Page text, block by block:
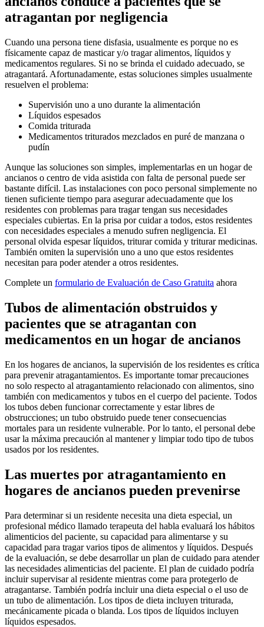
atragantan por negligencia
Cuando una persona tiene disfasia, usualmente es porque no es
físicamente capaz de masticar y/o tragar alimentos, líquidos y
medicamentos regulares. Si no se brinda el cuidado adecuado, se
atragantará. Afortunadamente, estas soluciones simples usualmente
resuelven el problema:
Supervisión uno a uno durante la alimentación
Líquidos espesados
Comida triturada
Medicamentos triturados mezclados en puré de manzana o
pudín
Aunque las soluciones son simples, implementarlas en un hogar de
ancianos o centro de vida asistida con falta de personal puede ser
bastante difícil. Las instalaciones con poco personal simplemente no
tienen suficiente tiempo para asegurar adecuadamente que los
residentes con problemas para tragar tengan sus necesidades
especiales cubiertas. En la prisa por cuidar a todos, estos residentes
con necesidades especiales a menudo sufren negligencia. El
personal olvida espesar líquidos, triturar comida y triturar medicinas.
También omiten la supervisión uno a uno que estos residentes
necesitan para poder atender a otros residentes.
Complete un formulario de Evaluación de Caso Gratuita ahora
Tubos de alimentación obstruidos y
pacientes que se atragantan con
medicamentos en un hogar de ancianos
En los hogares de ancianos, la supervisión de los residentes es crítica
para prevenir atragantamientos. Es importante tomar precauciones
no solo respecto al atragantamiento relacionado con alimentos, sino
también con medicamentos y tubos en el cuerpo del paciente. Todos
los tubos deben funcionar correctamente y estar libres de
obstrucciones; un tubo obstruido puede tener consecuencias
mortales para un residente vulnerable. Por lo tanto, el personal debe
usar la máxima precaución al mantener y limpiar todo tipo de tubos
usados por los residentes.
Las muertes por atragantamiento en
hogares de ancianos pueden prevenirse
Para determinar si un residente necesita una dieta especial, un
profesional médico llamado terapeuta del habla evaluará los hábitos
alimenticios del paciente, su capacidad para alimentarse y su
capacidad para tragar varios tipos de alimentos y líquidos. Después
de la evaluación, se debe desarrollar un plan de cuidado para atender
las necesidades alimenticias del paciente. El plan de cuidado podría
incluir supervisar al residente mientras come para protegerlo de
atragantarse. También podría incluir una dieta especial o el uso de
un tubo de alimentación. Los tipos de dieta incluyen triturada,
mecánicamente picada o blanda. Los tipos de líquidos incluyen
líquidos espesados.